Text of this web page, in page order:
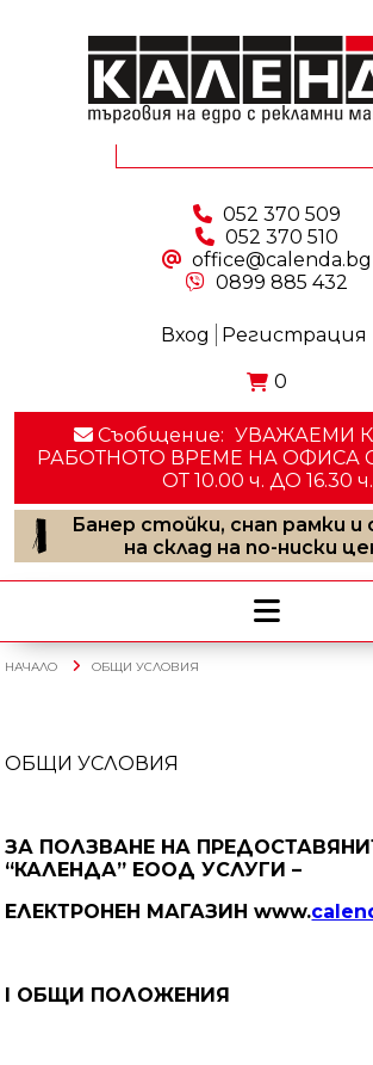
052 370 509
052 370 510
office@calenda.bg
0899 885 432
Вход Регистрация
0
Съобщение: УВАЖАЕМИ
РАБОТНОТО ВРЕМЕ НА ОФИСА
ОТ 10.00 ч. ДО 16.30 ч.
Банер стойки, снап рамки и
на склад на по-ниски
НАЧАЛО ОБЩИ УСЛОВИЯ
ОБЩИ УСЛОВИЯ
ЗА ПОЛЗВАНЕ НА
“КАЛЕНДА” ЕООД УСЛУГИ –
ЕЛЕКТРОНЕН МАГАЗИН www.
I ОБЩИ ПОЛОЖЕНИЯ